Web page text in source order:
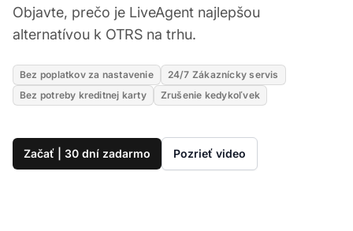
Objavte, prečo je LiveAgent najlepšou
alternatívou k OTRS na trhu.
Bez poplatkov za nastavenie
24/7 Zákaznícky servis
Bez potreby kreditnej karty
Zrušenie kedykoľvek
Začať | 30 dní zadarmo Pozrieť video